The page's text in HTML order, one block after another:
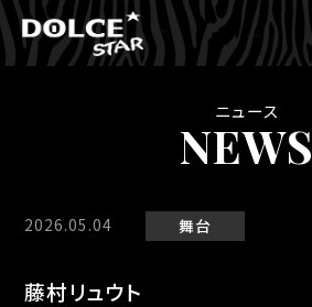
ニュース
NEWS
2026.05.04 舞台
藤村リュウト